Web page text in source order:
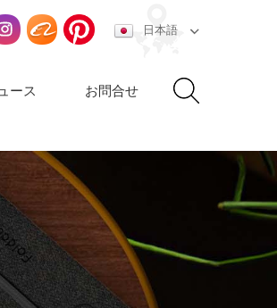
日本語
ース お問合せ